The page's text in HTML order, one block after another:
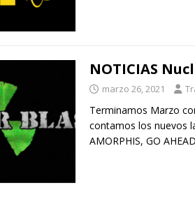
NOTICIAS
marzo 26, 2021
Terminamos Marzo
contamos los nuevos
AMORPHIS, GO